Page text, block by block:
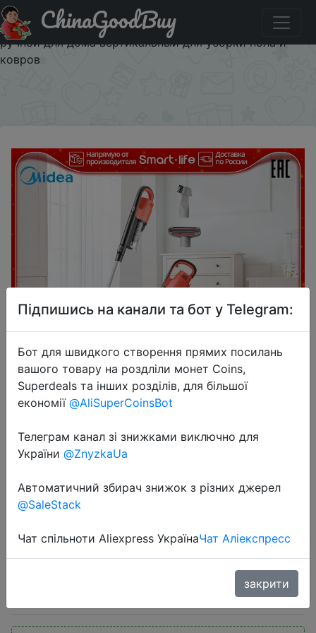
Купити по знижці $35.22/84.8 портативный ручной
пылесос MIDEA 20S 400вт home appliance пылесос
ручной для дома вертикальный для уборки пола и
ковров
ChinaGoodBuy
2022-07-04
портативный ручной пылесос
пылесос ручной для дома
вертикальный для уборки пола и
ковров
Підпишись на канали та бот у Telegram:
Бот для швидкого створення прямих посилань
вашого товару на роздліли монет Coins,
Superdeals та інших розділів, для більшої
економії @AliSuperCoinsBot
Телеграм канал зі знижками виключно для
України @ZnyzkaUa
Автоматичний збирач знижок з різних джерел
@SaleStack
Чат спільноти Aliexpress УкраїнаЧат Аліекспресс
закрити